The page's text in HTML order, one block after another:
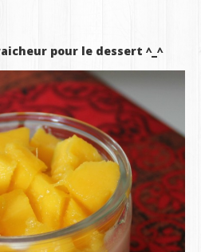
pour le dessert ^_^